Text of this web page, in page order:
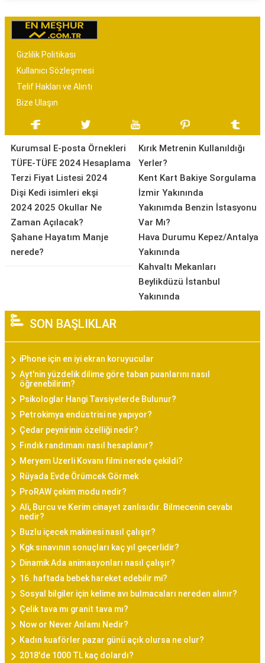
Gizlilik Politikası
Kullanıcı Sözleşmesi
Telif Hakları ve Alıntı
Bize Ulaşın
Kurumsal E-posta Örnekleri
TÜFE-TÜFE 2024 Hesaplama
Terzi Fiyat Listesi 2024
Dişi Kedi isimleri ekşi
2024 2025 Okullar Ne
Zaman Açılacak?
Şahane Hayatım Manje
nerede?
Kırık Metrenin Kullanıldığı
Yerler?
Kent Kart Bakiye Sorgulama
İzmir Yakınında
Yakınımda Benzin İstasyonu
Var Mı?
Hava Durumu Kepez/Antalya
Yakınında
Kahvaltı Mekanları
Beylikdüzü İstanbul
Yakınında
SON BAŞLIKLAR
iPhone için en iyi ekran koruyucular
Ayt'nin yüzdelik dilime göre taban puanlarını nasıl
öğrenebilirim?
Psikologlar Hangi Tavsiyelerde Bulunur?
Petrokimya endüstrisi ne yapıyor?
Çedar peynirinin özelliği nedir?
Fındık randımanı nasıl hesaplanır?
Meryem Uzerli Kovanı filmi nerede çekildi?
Rüyada Evde Örümcek Görmek
ProRAW çekim modu nedir?
Ali, Burcu ve Kerim cinayet zanlısıdır. Bilmecenin cevabı
nedir?
Buzlu içecek makinesi nasıl çalışır?
Kgk sınavının sonuçları kaç yıl geçerlidir?
Dinamik Ada animasyonları nasıl çalışır?
16. haftada bebek hareket edebilir mi?
Sosyal bilgiler için kelime avı bulmacaları nereden alınır?
Çelik tava mı granit tava mı?
Now or Never Anlamı Nedir?
Kadın kuaförler pazar günü açık olursa ne olur?
2018'de 1000 TL kaç dolardı?